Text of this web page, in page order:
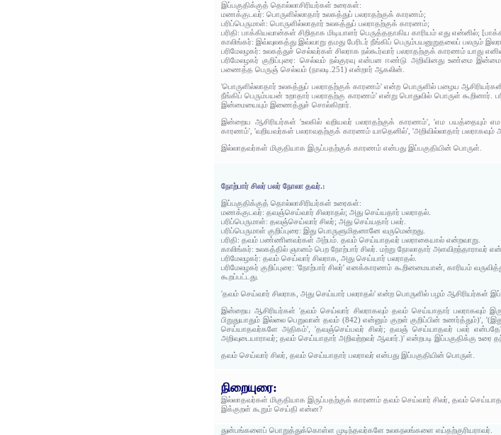
இப்பகுதிக்குத் தொல்லாசிரியர்கள் உரைகள்:
மணக்குடவர்: பொருளில்லாதார் உலகத்துப் பலராதற்குக் காரணம்;
பரிப்பெருமாள்: பொருளில்லாதார் உலகத்துப் பலராதற்குக் காரணம்;
பரிதி: பாக்கியவான்கள் சிறிதாக மிடியாளர் பெருத்ததாகிய காரியம் எது
காலிங்கர்: இவ்வுலகத்து இவ்வாறு தமது பேரிடர் நீங்கிப் பெரும்பயனுறுதலைப் பலரும்
பரிமேலழகர்: உலகத்துச் செல்வர்கள் சிலராக நல்கூர்வார் பலராதற்குக் காரணம் யாது
பரிமேலழகர் குறிப்புரை: செல்வம் நல்குரவு என்பன ஈண்டு அறிவினது உண்மை
பணைத்த பெருஞ் செல்வம் (நாலடி.251) என்றார் ஆகலின்.
'பொருளில்லாதார் உலகத்துப் பலராதற்குக் காரணம்' என்ற பொருளில் பழைய
நீங்கிப் பெரும்பயன் உறாதார் பலராதற்கு காரணம்' என்று பொதுவில் பொருள் கூறினார்.
இன்மையையும் இணைத்துச் சொல்கிறார்.
இன்றைய ஆசிரியர்கள் 'உலகில் வறியவர் பலராதற்குக் காரணம்', 'எம பயத்தையும்
காரணம்', 'வறியவர்கள் பலராவதற்குக் காரணம் யாதெனில்', 'அறிவில்லாதார் பலராகவும்
இல்லாதவர்கள் மிகுதியாக இருப்பதற்குக் காரணம் என்பது இப்பகுதியின் பொருள்.
நோற்பார் சிலர் பலர் நோலா தவர்.:
இப்பகுதிக்குத் தொல்லாசிரியர்கள் உரைகள்:
மணக்குடவர்: தவஞ்செய்வார் சிலராதல்; அது செய்யதார் பலராதல்.
பரிப்பெருமாள்: தவஞ்செய்வார் சிலர்; அது செய்யதார் பலர்.
பரிப்பெருமாள் குறிப்புரை: இது பொருளுமிதனானே வருமென்றது.
பரிதி: தவம் பண்ணினவர்கள் அற்பம். தவம் செய்யாதவர் பலராகையால் என்றவாறு.
காலிங்கர்: உலகத்தில் ஞானம் பெற நோற்பார் சிலர். மற்று நோலாதார் அளவிறந்தாராவர்
பரிமேலழகர்: தவம் செய்வார் சிலராக, அது செய்யார் பலராதல்.
பரிமேலழகர் குறிப்புரை: 'நோற்பார் சிலர்' எனக்காரணம் கூறினமையான், காரியம்
கூறப்பட்டது.
'தவம் செய்வார் சிலராக, அது செய்யார் பலராதல்' என்ற பொருளில் பழம் ஆசிரியர்கள்
இன்றைய ஆசிரியர்கள் 'தவம் செய்வார் சிலராகவும் தவம் செய்யாதார் பலராகவும்
பிறுதுயாதும் இல்லை பெறுவான் தவம் (842) என்னும் குறள் குறிப்பின் உணர்த்தும்)',
செய்யாதவர்களே அதிகம்', 'தவஞ்செய்பவர் சிலர்; தவஞ் செய்யாதவர் பலர்
அறிவுடையாராவர்; தவம் செய்யாதார் அறிவற்றவர் ஆவார்.)' என்றபடி இப்பகுதிக்கு உரை
தவம் செய்வார் சிலர், தவம் செய்யாதார் பலராவர் என்பது இப்பகுதியின் பொருள்.
நிறையுரை:
இல்லாதவர்கள் மிகுதியாக இருப்பதற்குக் காரணம் தவம் செய்வார் சிலர், தவம்
இக்குறள் கூறும் செய்தி என்ன?
துன்பங்களைப் பொறுத்துக்கொள்ள முடிந்தவர்களே உலகநலங்களை எய்தற்குரியராவர்.